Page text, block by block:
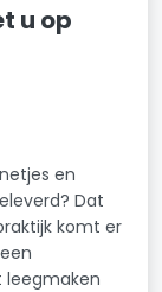
u op
en
Dat
komt er
leegmaken